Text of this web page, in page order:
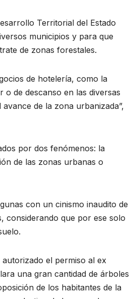
Territorial del Estado
municipios y para que
de zonas forestales.
de hotelería, como la
o de descanso en las diversas
de la zona urbanizada”,
por dos fenómenos: la
de las zonas urbanas o
con un cinismo inaudito de
considerando que por ese solo
el permiso al ex
una gran cantidad de árboles
de los habitantes de la